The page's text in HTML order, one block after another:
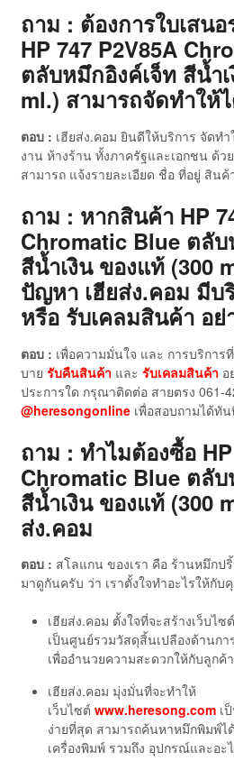
ถาม : ต้องการใบเสน
HP 747 P2V85A
ตลับหมึกอิงค์เจ็ท สีน้ำ
ml.) สามารถจัดทำให้
ตอบ : เฮียส่ง.คอม ยินดีให้บริการ จัดท
งาน ห้างร้าน ทั้งภาครัฐและเอกชน ด้ว
สามารถ แจ้งรายละเอียด ชื่อ ที่อยู่ สิน
ถาม : หากสินค้า HP
Chromatic Blue ตลับ
สีน้ำเงิน ของแท้ (300
ปัญหา เฮียส่ง.คอม มีบ
หรือ รับเคลมสินค้า อย่
ตอบ : เพื่อความมั่นใจ และ การบริการ
บาย รับคืนสินค้า และ รับเคลมสินค้า อ
ประการใด กรุณาติดต่อ สายตรง 061-
@heresongonlineเพื่อสอบถามได้ทั
ถาม : ทำไมต้องซื้อ
Chromatic Blue ตลับ
สีน้ำเงิน ของแท้ (300
ส่ง.คอม
ตอบ : สโลแกน ของเรา คือ ร้านหมึกป
มาดูกันครับ ว่า เราตั้งใจทำอะไรให้กับ
เฮียส่ง.คอม ตั้งใจที่จะสร้างเว็บไซต์
เป็นศูนย์รวมวัสดุสิ้นเปลืองด้านก
เพื่ออำนวยความสะดวกให้กับลูกค้
เฮียส่ง.คอม มุ่งมั่นที่จะทำให้
เว็บไซต์ www.heresong.comเป็
ง่ายที่สุด สามารถค้นหาหมึกพิมพ์
เครื่องพิมพ์ รวมถึง อุปกรณ์และอ